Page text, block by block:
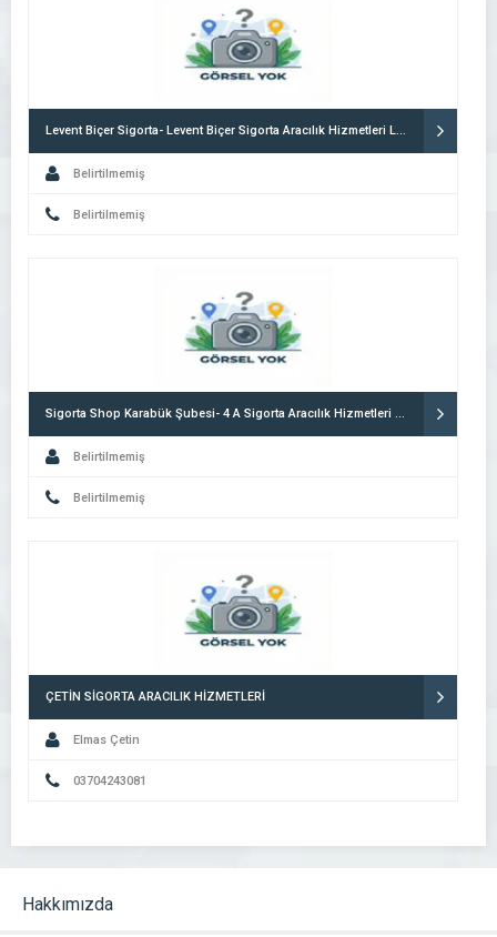
Levent Biçer Sigorta- Levent Biçer Sigorta Aracılık Hizmetleri Ltd.şti.
Belirtilmemiş
Belirtilmemiş
Sigorta Shop Karabük Şubesi- 4 A Sigorta Aracılık Hizmetleri Ltd.şti.
Belirtilmemiş
Belirtilmemiş
ÇETİN SİGORTA ARACILIK HİZMETLERİ
Elmas Çetin
03704243081
Hakkımızda